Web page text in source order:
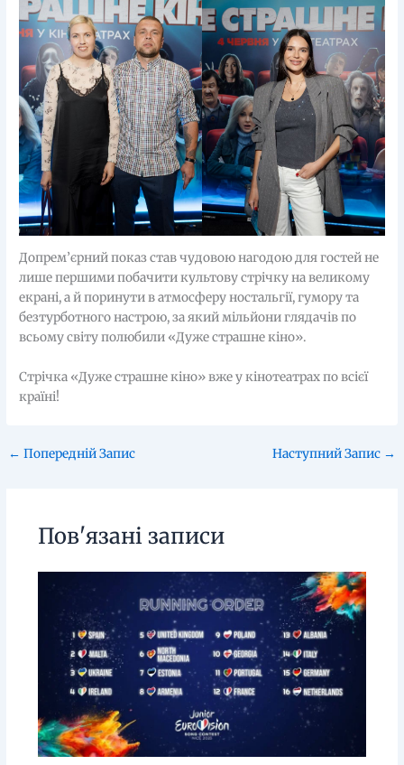
Допрем’єрний показ став чудовою нагодою для гостей не
лише першими побачити культову стрічку на великому
екрані, а й поринути в атмосферу ностальгії, гумору та
безтурботного настрою, за який мільйони глядачів по
всьому світу полюбили «Дуже страшне кіно».
Стрічка «Дуже страшне кіно» вже у кінотеатрах по всієї
країні!
← Попередній Запис Наступний Запис →
Пов'язані записи